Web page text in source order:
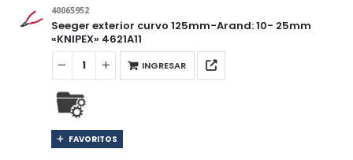
40065952
Seeger exterior curvo 125mm-Arand: 10- 25mm
«KNIPEX» 4621A11
INGRESAR
FAVORITOS